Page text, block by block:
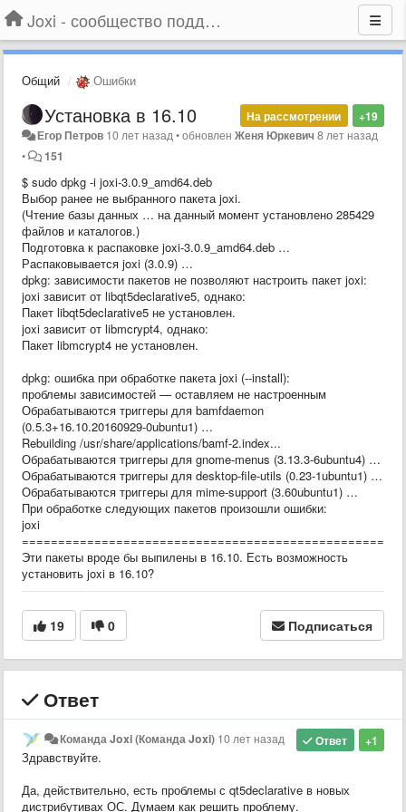
Joxi - сообщество поддержки
Общий Ошибки
+19
На рассмотрении
Установка в 16.10
Егор Петров 10 лет назад •обновленЖеня Юркевич 8 лет назад
•
151
$ sudo dpkg -i joxi-3.0.9_amd64.deb
Выбор ранее не выбранного пакета joxi.
(Чтение базы данных … на данный момент установлено 285429
файлов и каталогов.)
Подготовка к распаковке joxi-3.0.9_amd64.deb …
Распаковывается joxi (3.0.9) …
dpkg: зависимости пакетов не позволяют настроить пакет joxi:
joxi зависит от libqt5declarative5, однако:
Пакет libqt5declarative5 не установлен.
joxi зависит от libmcrypt4, однако:
Пакет libmcrypt4 не установлен.
dpkg: ошибка при обработке пакета joxi (--install):
проблемы зависимостей — оставляем не настроенным
Обрабатываются триггеры для bamfdaemon
(0.5.3+16.10.20160929-0ubuntu1) …
Rebuilding /usr/share/applications/bamf-2.index...
Обрабатываются триггеры для gnome-menus (3.13.3-6ubuntu4) …
Обрабатываются триггеры для desktop-file-utils (0.23-1ubuntu1) …
Обрабатываются триггеры для mime-support (3.60ubuntu1) …
При обработке следующих пакетов произошли ошибки:
joxi
Эти пакеты вроде бы выпилены в 16.10. Есть возможность
установить joxi в 16.10?
19 0 Подписаться
Ответ
+1
Ответ
Команда Joxi (Команда Joxi) 10 лет назад
Здравствуйте.
Да, действительно, есть проблемы с qt5declarative в новых
дистрибутивах ОС. Думаем как решить проблему.